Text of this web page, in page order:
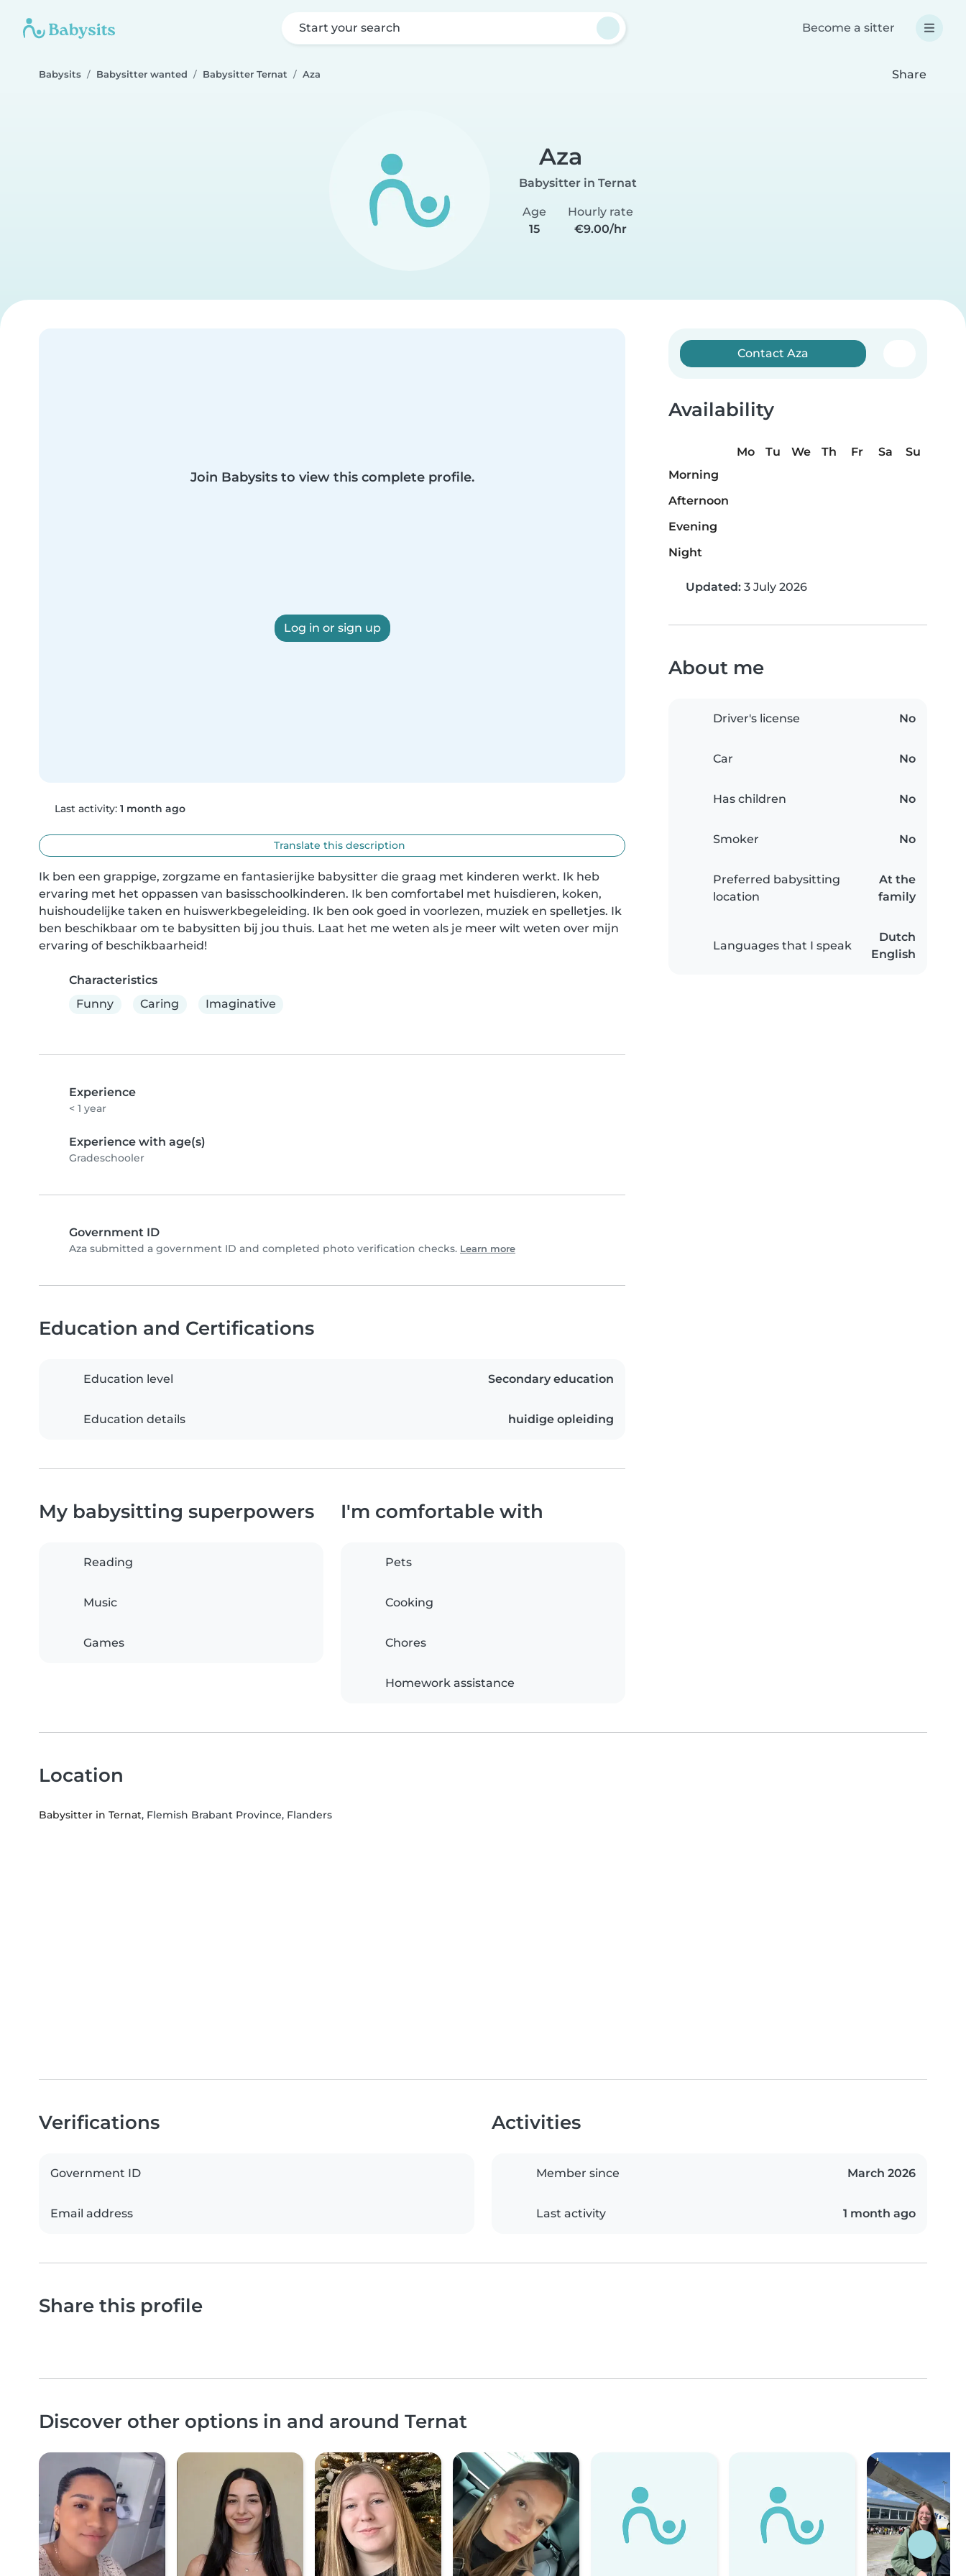
Start your search Become a sitter
Babysits Babysitter wanted Babysitter Ternat Aza Share
Aza
Babysitter in Ternat
Age
15
Hourly rate
€9.00/hr
Join Babysits to view this complete profile.
Log in or sign up
Last activity: 1 month ago
Translate this description
Ik ben een grappige, zorgzame en fantasierijke babysitter die graag met kinderen werkt. Ik heb
ervaring met het oppassen van basisschoolkinderen. Ik ben comfortabel met huisdieren, koken,
huishoudelijke taken en huiswerkbegeleiding. Ik ben ook goed in voorlezen, muziek en spelletjes. Ik
ben beschikbaar om te babysitten bij jou thuis. Laat het me weten als je meer wilt weten over mijn
ervaring of beschikbaarheid!
Characteristics
Funny
Caring Imaginative
Experience
< 1 year
Experience with age(s)
Gradeschooler
Government ID
Aza submitted a government ID and completed photo verification checks. Learn more
Contact Aza
Availability
Mo Tu We Th Fr Sa
Su
Morning
Afternoon
Evening
Night
Updated: 3 July 2026
About me
Driver's license No
Car No
Has children No
Smoker No
Preferred babysitting
location
At the
family
Languages that I speak
Dutch
English
Education and Certifications
Education level Secondary education
Education details huidige opleiding
My babysitting superpowers
Reading
Music
Games
I'm comfortable with
Pets
Cooking
Chores
Homework assistance
Location
Babysitter in Ternat, Flemish Brabant Province, Flanders
Verifications
Government ID
Email address
Activities
Member since March 2026
Last activity 1 month ago
Share this profile
Discover other options in and around Ternat